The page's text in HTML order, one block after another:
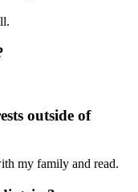
outside of
my family and read.